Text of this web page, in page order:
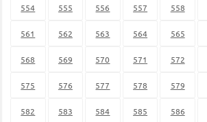
554 555 556 557 558
561 562 563 564 565
568 569 570 571 572
575 576 577 578 579
582 583 584 585 586